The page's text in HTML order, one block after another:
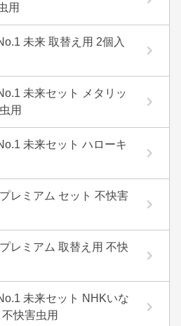
用
未来 取替え用 2個入
未来セット メタリッ
用
未来セット ハローキ
レミアム セット 不快害
レミアム 取替え用 不快
未来セット NHKいな
快害虫用